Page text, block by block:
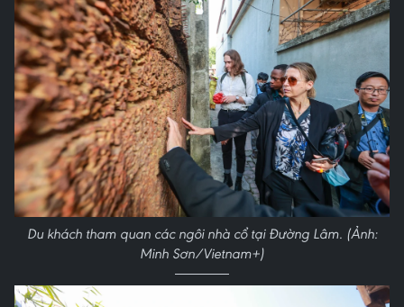
Du khách tham quan các ngôi nhà cổ tại Đường Lâm. (Ảnh:
Minh Sơn/Vietnam+)